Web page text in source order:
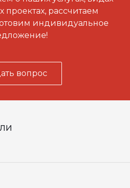
проектах, рассчитаем
индивидуальное
вопрос